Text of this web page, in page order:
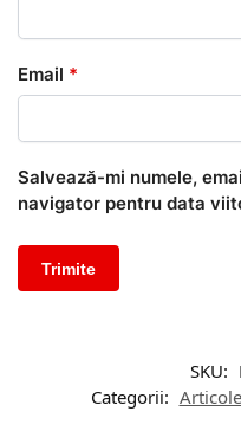
Email *
Salvează-mi numele,
navigator pentru data
SKU:
Categorii: